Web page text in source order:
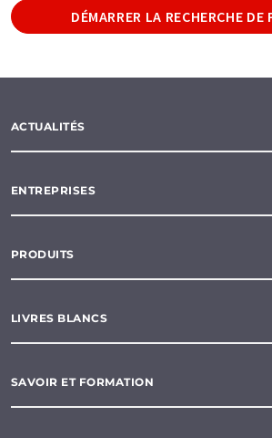
DÉMARRER LA RECHERCHE DE
ACTUALITÉS
ENTREPRISES
PRODUITS
LIVRES BLANCS
SAVOIR ET FORMATION